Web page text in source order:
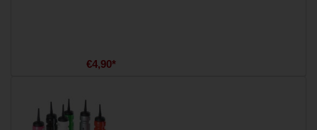
€4,90*